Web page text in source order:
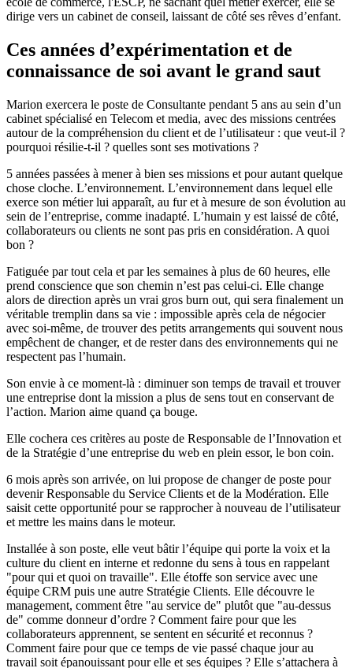
dirige vers un cabinet de conseil, laissant de côté ses rêves d’enfant.
Ces années d’expérimentation et de
connaissance de soi avant le grand saut
Marion exercera le poste de Consultante pendant 5 ans au sein d’un
cabinet spécialisé en Telecom et media, avec des missions centrées
autour de la compréhension du client et de l’utilisateur : que veut-il ?
pourquoi résilie-t-il ? quelles sont ses motivations ?
5 années passées à mener à bien ses missions et pour autant quelque
chose cloche. L’environnement. L’environnement dans lequel elle
exerce son métier lui apparaît, au fur et à mesure de son évolution au
sein de l’entreprise, comme inadapté. L’humain y est laissé de côté,
collaborateurs ou clients ne sont pas pris en considération. A quoi
bon ?
Fatiguée par tout cela et par les semaines à plus de 60 heures, elle
prend conscience que son chemin n’est pas celui-ci. Elle change
alors de direction après un vrai gros burn out, qui sera finalement un
véritable tremplin dans sa vie : impossible après cela de négocier
avec soi-même, de trouver des petits arrangements qui souvent nous
empêchent de changer, et de rester dans des environnements qui ne
respectent pas l’humain.
Son envie à ce moment-là : diminuer son temps de travail et trouver
une entreprise dont la mission a plus de sens tout en conservant de
l’action. Marion aime quand ça bouge.
Elle cochera ces critères au poste de Responsable de l’Innovation et
de la Stratégie d’une entreprise du web en plein essor, le bon coin.
6 mois après son arrivée, on lui propose de changer de poste pour
devenir Responsable du Service Clients et de la Modération. Elle
saisit cette opportunité pour se rapprocher à nouveau de l’utilisateur
et mettre les mains dans le moteur.
Installée à son poste, elle veut bâtir l’équipe qui porte la voix et la
culture du client en interne et redonne du sens à tous en rappelant
"pour qui et quoi on travaille". Elle étoffe son service avec une
équipe CRM puis une autre Stratégie Clients. Elle découvre le
management, comment être "au service de" plutôt que "au-dessus
de" comme donneur d’ordre ? Comment faire pour que les
collaborateurs apprennent, se sentent en sécurité et reconnus ?
Comment faire pour que ce temps de vie passé chaque jour au
travail soit épanouissant pour elle et ses équipes ? Elle s’attachera à